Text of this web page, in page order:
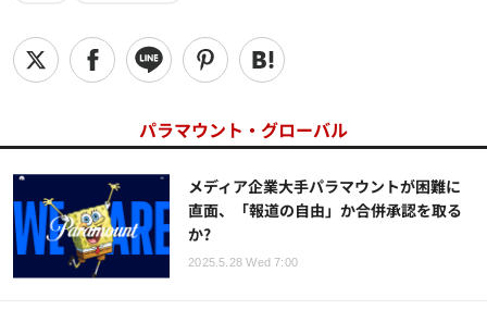
パラマウント・グローバル
メディア企業大手パラマウントが困難に
直面、「報道の自由」か合併承認を取る
か?
2025.5.28 Wed 7:00